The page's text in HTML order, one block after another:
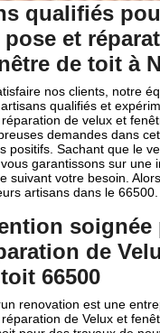
qualifiés
et
de toit à
nos clients, notre
qualifiés et
de velux et
demandes dans
positifs. Sachant que le
garantissons sur une
suivant votre besoin.
artisans dans le 66500.
soignée
de
66500
renovation est une
de Velux et